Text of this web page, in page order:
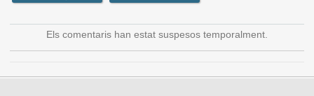
Els comentaris han estat suspesos temporalment.